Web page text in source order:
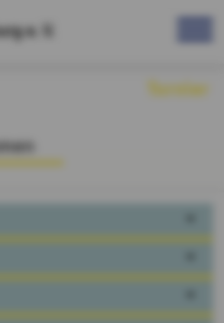
e. V.
Turnier